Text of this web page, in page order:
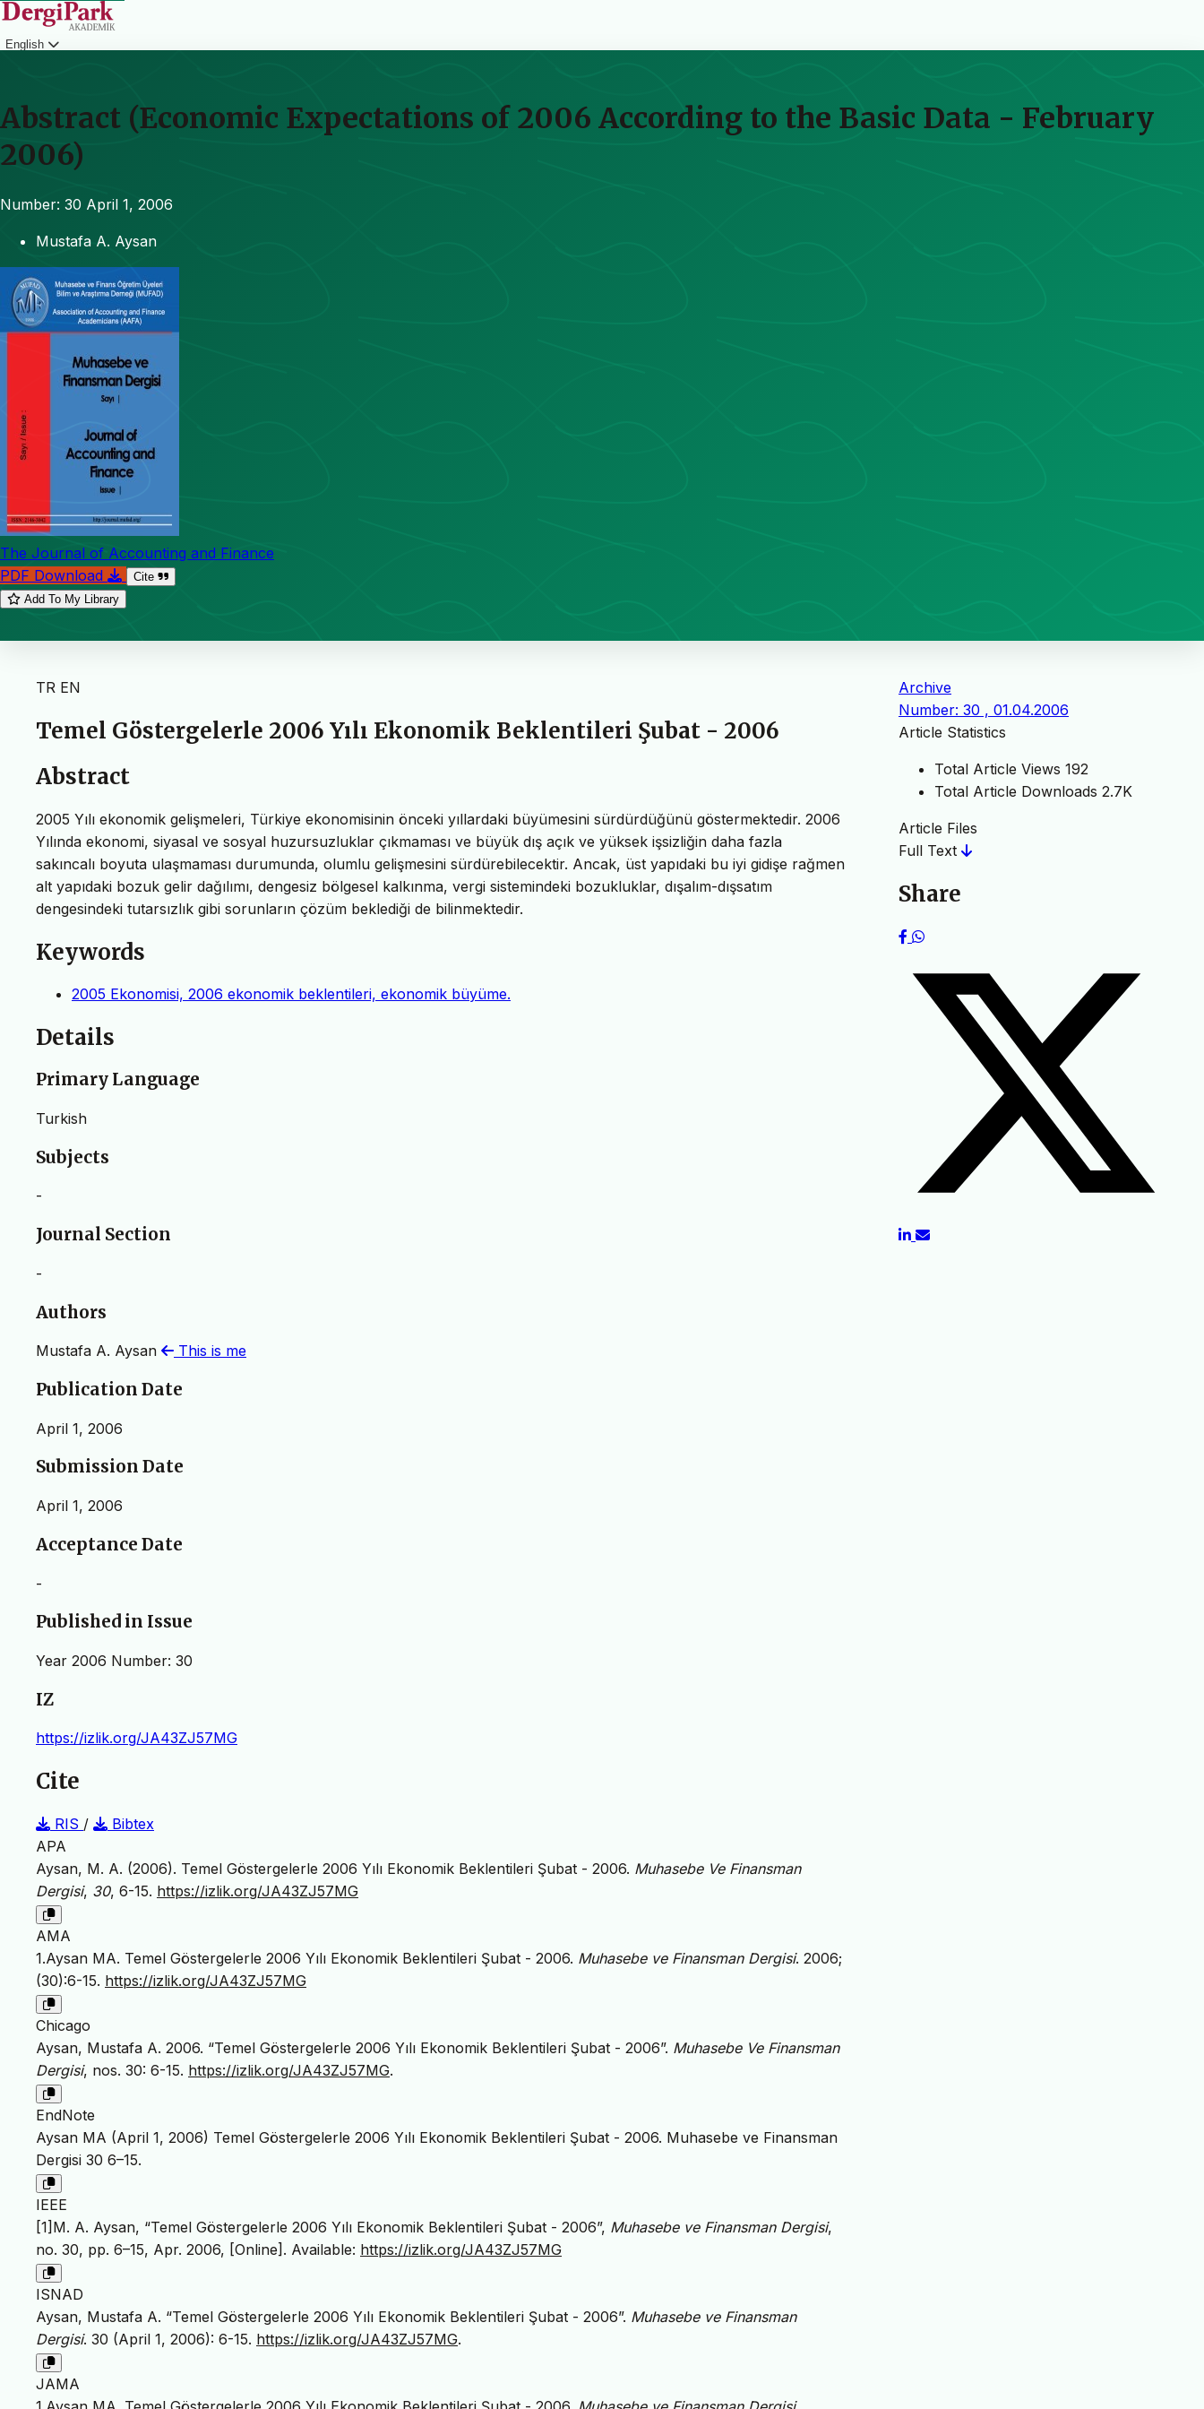
English
Abstract (Economic Expectations of 2006 According to the Basic Data - February
2006)
Number: 30 April 1, 2006
Mustafa A. Aysan
The Journal of Accounting and Finance
PDF Download
Cite
Add To My Library
TR EN
Temel Göstergelerle 2006 Yılı Ekonomik Beklentileri Şubat - 2006
Abstract
2005 Yılı ekonomik gelişmeleri, Türkiye ekonomisinin önceki yıllardaki büyümesini sürdürdüğünü göstermektedir. 2006
Yılında ekonomi, siyasal ve sosyal huzursuzluklar çıkmaması ve büyük dış açık ve yüksek işsizliğin daha fazla
sakıncalı boyuta ulaşmaması durumunda, olumlu gelişmesini sürdürebilecektir. Ancak, üst yapıdaki bu iyi gidişe rağmen
alt yapıdaki bozuk gelir dağılımı, dengesiz bölgesel kalkınma, vergi sistemindeki bozukluklar, dışalım-dışsatım
dengesindeki tutarsızlık gibi sorunların çözüm beklediği de bilinmektedir.
Keywords
2005 Ekonomisi, 2006 ekonomik beklentileri, ekonomik büyüme.
Details
Primary Language
Turkish
Subjects
-
Journal Section
-
Authors
Mustafa A. Aysan This is me
Publication Date
April 1, 2006
Submission Date
April 1, 2006
Acceptance Date
-
Published in Issue
Year 2006 Number: 30
IZ
https://izlik.org/JA43ZJ57MG
Cite
RIS /
Bibtex
APA
Aysan, M. A. (2006). Temel Göstergelerle 2006 Yılı Ekonomik Beklentileri Şubat - 2006. Muhasebe Ve Finansman
Dergisi, 30, 6-15. https://izlik.org/JA43ZJ57MG
AMA
1.Aysan MA. Temel Göstergelerle 2006 Yılı Ekonomik Beklentileri Şubat - 2006. Muhasebe ve Finansman Dergisi. 2006;
(30):6-15. https://izlik.org/JA43ZJ57MG
Chicago
Aysan, Mustafa A. 2006. “Temel Göstergelerle 2006 Yılı Ekonomik Beklentileri Şubat - 2006”. Muhasebe Ve Finansman
Dergisi, nos. 30: 6-15. https://izlik.org/JA43ZJ57MG.
EndNote
Aysan MA (April 1, 2006) Temel Göstergelerle 2006 Yılı Ekonomik Beklentileri Şubat - 2006. Muhasebe ve Finansman
Dergisi 30 6–15.
IEEE
[1]M. A. Aysan, “Temel Göstergelerle 2006 Yılı Ekonomik Beklentileri Şubat - 2006”, Muhasebe ve Finansman Dergisi,
no. 30, pp. 6–15, Apr. 2006, [Online]. Available: https://izlik.org/JA43ZJ57MG
ISNAD
Aysan, Mustafa A. “Temel Göstergelerle 2006 Yılı Ekonomik Beklentileri Şubat - 2006”. Muhasebe ve Finansman
Dergisi. 30 (April 1, 2006): 6-15. https://izlik.org/JA43ZJ57MG.
JAMA
Archive
Number: 30 , 01.04.2006
Article Statistics
Total Article Views 192
Total Article Downloads 2.7K
Article Files
Full Text
Share